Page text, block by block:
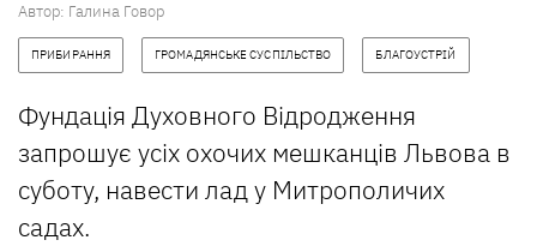
Автор: Галина Говор
ПРИБИРАННЯ ГРОМАДЯНСЬКЕ СУСПІЛЬСТВО БЛАГОУСТРІЙ
Фундація Духовного Відродження
запрошує усіх охочих мешканців Львова в
суботу, навести лад у Митрополичих
садах.